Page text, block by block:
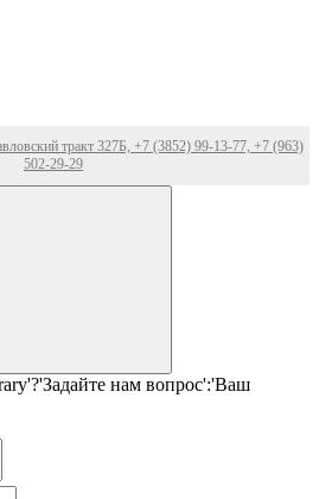
тракт 327Б, +7 (3852) 99-13-77, +7 (963)
502-29-29
нам вопрос':'Ваш